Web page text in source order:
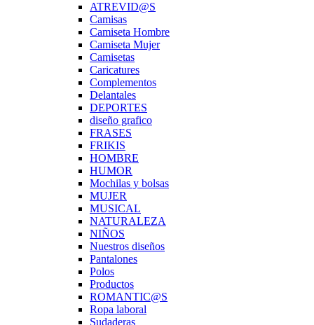
ATREVID@S
Camisas
Camiseta Hombre
Camiseta Mujer
Camisetas
Caricatures
Complementos
Delantales
DEPORTES
diseño grafico
FRASES
FRIKIS
HOMBRE
HUMOR
Mochilas y bolsas
MUJER
MUSICAL
NATURALEZA
NIÑOS
Nuestros diseños
Pantalones
Polos
Productos
ROMANTIC@S
Ropa laboral
Sudaderas